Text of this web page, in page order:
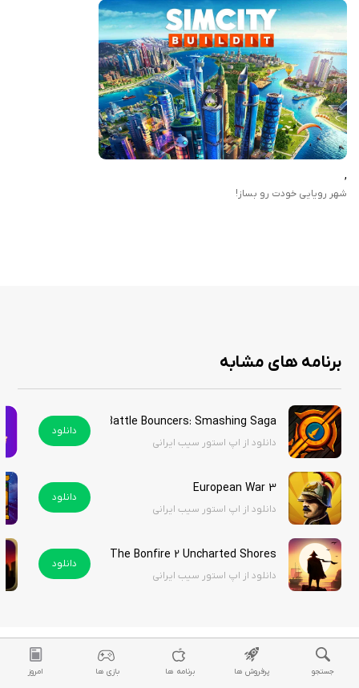
جستجو پرفروش ها برنامه ها بازی ها امروز
,
شهر رویایی خودت رو بساز!
برنامه های مشابه
Battle Bouncers: Smashing Saga هک شده
دانلود از اپ استور سیب ایرانی
دانلود
European War 3
دانلود از اپ استور سیب ایرانی
دانلود
The Bonfire 2 Uncharted Shores
دانلود از اپ استور سیب ایرانی
دانلود